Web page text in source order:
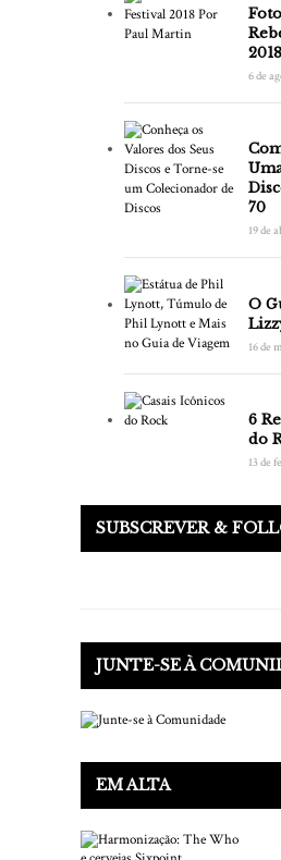
2018
6 de
70
19 de
O
16 de
6
do
13 de
SUBSCREVER &
JUNTE-SE À
EM ALTA